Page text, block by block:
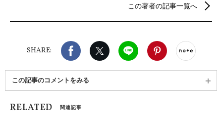
ヨガインストラクターとして様々な場所でレッスン
この著者の記事一覧へ
SHARE:
Facebook X（旧twitter）
LINE Pinterest
この記事のコメントをみる
RELATED 関連記事